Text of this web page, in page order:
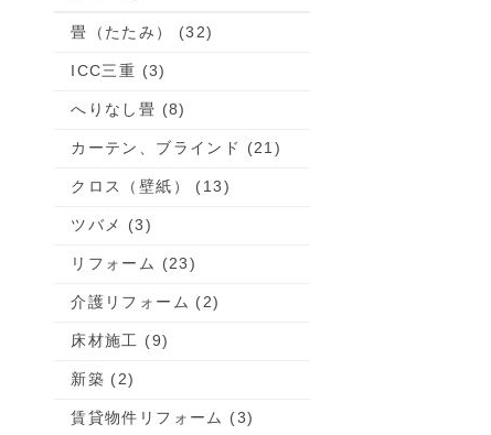
畳（たたみ） (32)
ICC三重 (3)
へりなし畳 (8)
カーテン、ブラインド (21)
クロス（壁紙） (13)
ツバメ (3)
リフォーム (23)
介護リフォーム (2)
床材施工 (9)
新築 (2)
賃貸物件リフォーム (3)